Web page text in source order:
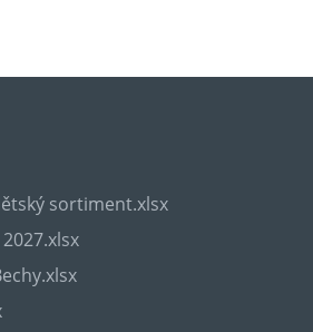
sortiment.xlsx